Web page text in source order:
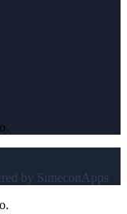
by SimeconApps